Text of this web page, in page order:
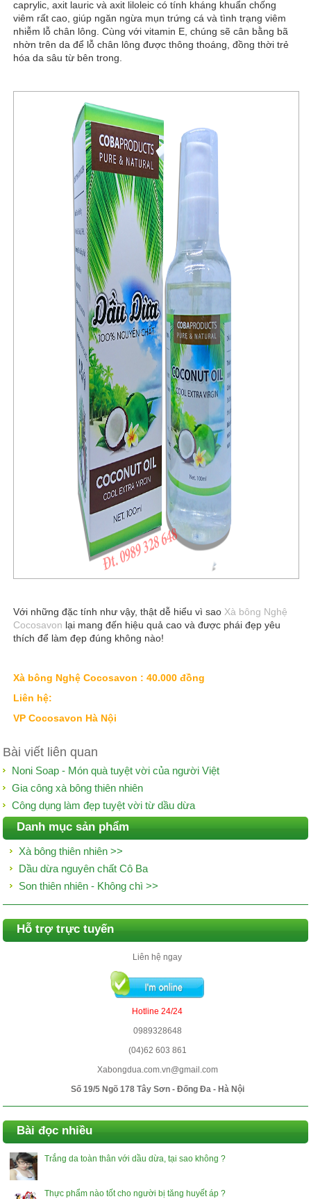
caprylic, axit lauric và axit liloleic có tính kháng khuẩn chống
viêm rất cao, giúp ngăn ngừa mụn trứng cá và tình trạngviêm
nhiễm lỗ chân lông. Cùng với vitamin E, chúng sẽ cân bằng bã
nhờn trên da để lỗ chân lông được thông thoáng, đồng thời trẻ
hóa da sâu từ bên trong.
Với những đặc tính như vậy, thật dễ hiểu vì sao Xà bông Nghệ
Cocosavon lại mang đến hiệu quả cao và được phái đẹp yêu
thích để làm đẹp đúng không nào!
Xà bông Nghệ Cocosavon : 40.000 đồng
Liên hệ:
VP Cocosavon Hà Nội
Bài viết liên quan
Noni Soap - Món quà tuyệt vời của người Việt
Gia công xà bông thiên nhiên
Công dụng làm đẹp tuyệt vời từ dầu dừa
Danh mục sản phẩm
Xà bông thiên nhiên >>
Dầu dừa nguyên chất Cô Ba
Son thiên nhiên - Không chì >>
Hỗ trợ trực tuyến
Liên hệ ngay
Hotline 24/24
0989328648
(04)62 603 861
Xabongdua.com.vn@gmail.com
Số 19/5 Ngõ 178 Tây Sơn - Đống Đa - Hà Nội
Bài đọc nhiều
Trắng da toàn thân với dầu dừa, tại sao không ?
Thực phẩm nào tốt cho người bị tăng huyết áp ?